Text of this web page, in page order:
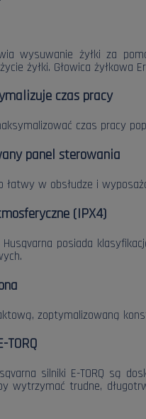
wysuwanie żyłki za
żyłki. Głowica
czas pracy
czas pracy
panel sterowania
w obsłudze i
(IPX4)
posiada
zoptymalizowaną
silniki E-TORQ są
wytrzymać trudne,